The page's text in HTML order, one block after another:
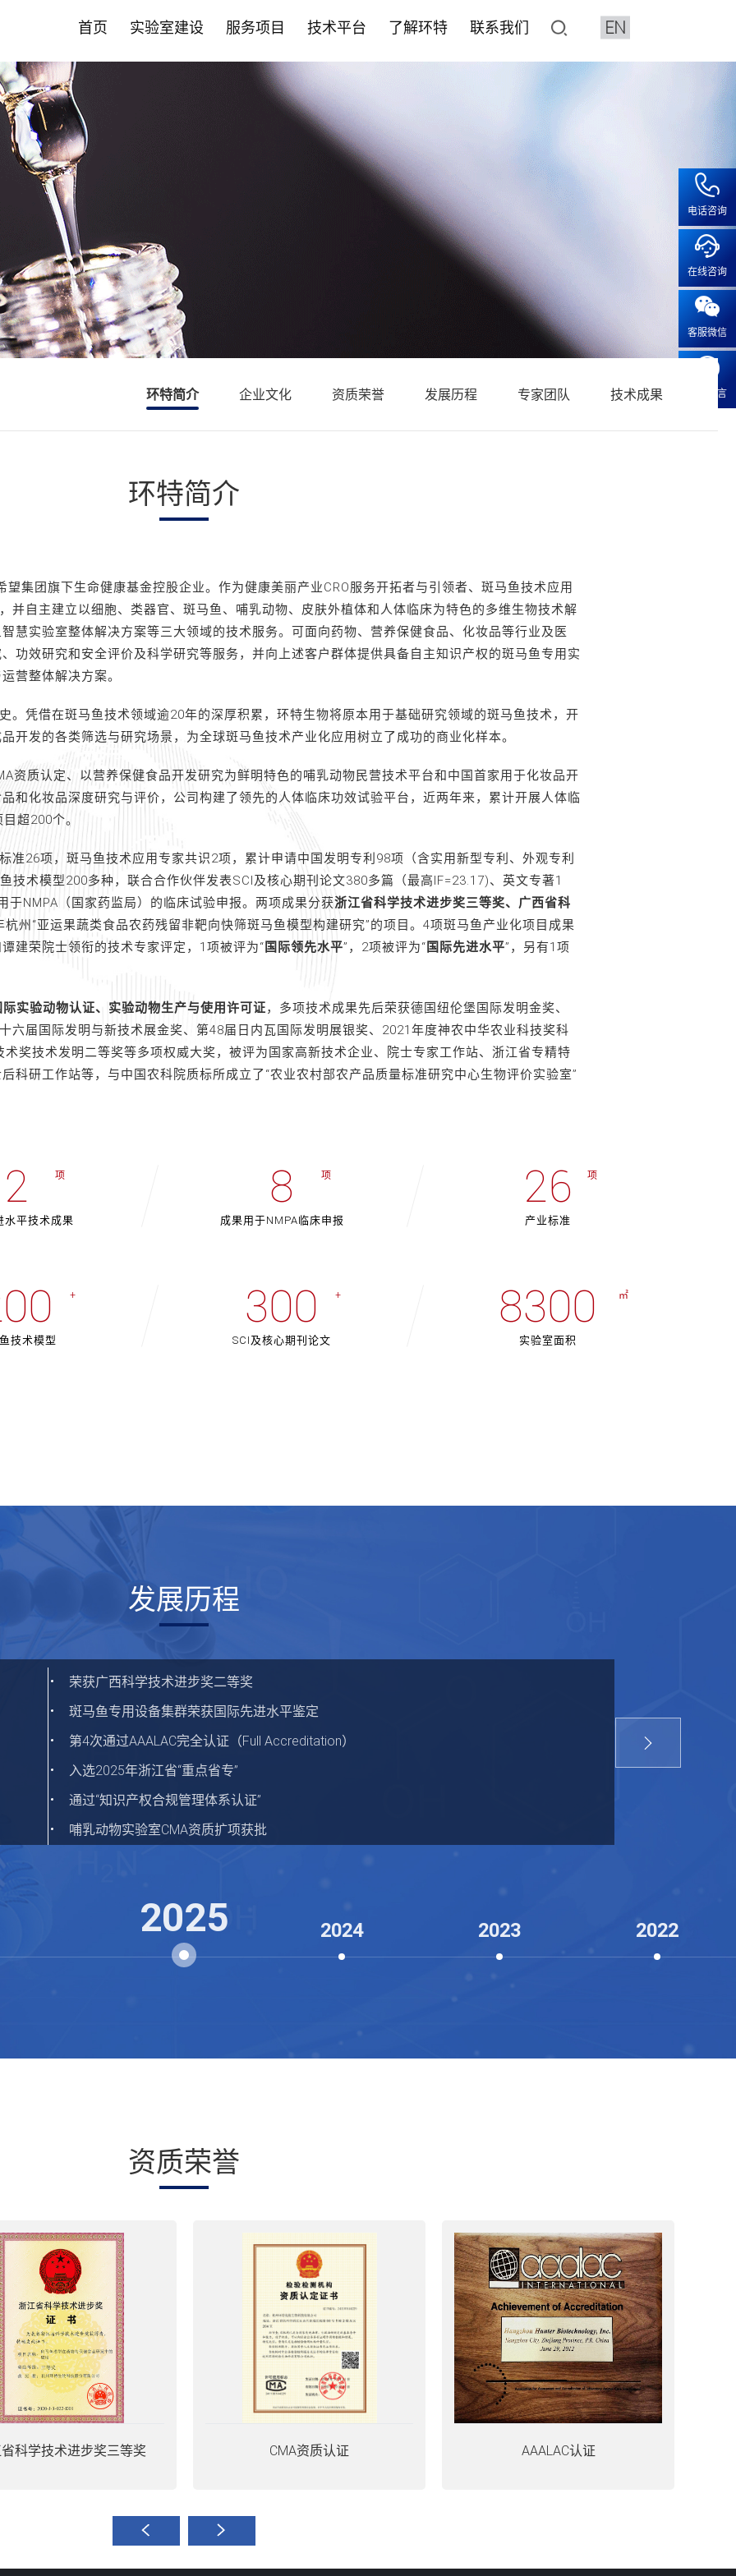
首页
实验室建设
智能化斑马鱼养殖系统
• 实验室系统建设
• 智能自动喂食系统
• 养殖设备系统
• 斑马鱼培养箱
• 其它设备系统
斑马鱼成像与分析设备系统
• 成/幼鱼3D行为分析系统
• 高通量2D行为分析系统
• 全景成像系统
水质检测HJ1455标准解决
服务项目
营养保健食品CRO
• 功效评价
允许声称24项功效
其他新功效研究
• 安全性评价
• 人体试食 /真实世界研究
• 益生菌产品评价
• 保健食品"蓝帽"注册备案
• EBE认证 /循证功效
• 功效评价报告证书
药物
• 药效评价与筛选
肿瘤疾病
心脑血管系统疾病
化妆品CRO
普通化妆品备案功效评价
化妆品注册备案基础检测CMA
• 人体功效评价研究
• 斑马鱼功效评价及研究
• 体外/细胞实验功效评价及研
• 离体毛囊功效评价
• 皮肤外植体功效评价及研究
• 功效评价报告证书
• 化妆品CRO常见问题FAQ
智鱼优检认证
技术平台
斑马鱼技术平台
• 品系构建与定制服务
• 功效评价
• PDX技术
• 斑马鱼抗体
• 斑马鱼实验常见问题FAQ
哺乳动物平台
• 营养保健食品评价
• 药物功效评价
• 大小鼠模型实验服务
人体临床平台
基因编辑技术平台
• 斑马鱼基因编辑服务
• 斑马鱼基因敲除
• 斑马鱼基因敲入
• PDX科研服务
智鱼优检
了解环特
新闻中心
• 公司动态
• 循证美妆洞察
• 循证健康洞察
• 前瞻科研洞察
• 斑马鱼智能设备
• 常见问题FAQ
合作伙伴
• 营养保健食品
加入我们
联系我们
EN
环特简介 企业文化 资质荣誉 发展历程 专家团队 技术成果
环特简介
集团旗下生命健康基金控股企业。作为健康美丽产业CRO服务开拓者与引领者、斑马鱼技术应用
并自主建立以细胞、类器官、斑马鱼、哺乳动物、皮肤外植体和人体临床为特色的多维生物技术解
慧实验室整体解决方案等三大领域的技术服务。可面向药物、营养保健食品、化妆品等行业及医
功效研究和安全评价及科学研究等服务，并向上述客户群体提供具备自主知识产权的斑马鱼专用实
营整体解决方案。
。凭借在斑马鱼技术领域逾20年的深厚积累，环特生物将原本用于基础研究领域的斑马鱼技术，开
开发的各类筛选与研究场景，为全球斑马鱼技术产业化应用树立了成功的商业化样本。
资质认定、以营养保健食品开发研究为鲜明特色的哺乳动物民营技术平台和中国首家用于化妆品开
和化妆品深度研究与评价，公司构建了领先的人体临床功效试验平台，近两年来，累计开展人体临
超200个。
准26项，斑马鱼技术应用专家共识2项，累计申请中国发明专利98项（含实用新型专利、外观专利
技术模型200多种，联合合作伙伴发表SCI及核心期刊论文380多篇（最高IF=23.17)、英文专著1
NMPA（国家药监局）的临床试验申报。两项成果分获浙江省科学技术进步奖三等奖、广西省科
州“亚运果蔬类食品农药残留非靶向快筛斑马鱼模型构建研究”的项目。4项斑马鱼产业化项目成果
建荣院士领衔的技术专家评定，1项被评为“ 国际领先水平”，2项被评为“ 国际先进水平”，另有1项
实验动物认证、实验动物生产与使用许可证，多项技术成果先后荣获德国纽伦堡国际发明金奖、
六届国际发明与新技术展金奖、第48届日内瓦国际发明展银奖、2021年度神农中华农业科技奖科
奖技术发明二等奖等多项权威大奖，被评为国家高新技术企业、院士专家工作站、浙江省专精特
科研工作站等，与中国农科院质标所成立了“农业农村部农产品质量标准研究中心生物评价实验室”
2 项
水平技术成果
8 项
成果用于NMPA临床申报
26 项
产业标准
+
技术模型
300 +
SCI及核心期刊论文
8300 ㎡
实验室面积
发展历程
荣获广西科学技术进步奖二等奖
斑马鱼专用设备集群荣获国际先进水平鉴定
第4次通过AAALAC完全认证（Full Accreditation）
入选2025年浙江省“重点省专”
通过“知识产权合规管理体系认证”
哺乳动物实验室CMA资质扩项获批
哺乳动物平台获保健食品CMA检测资质
领先业界首提“循证功效”产品创新研究体系
年度药食同源大健康产业技术创新奖
肿瘤标志物创新技术奖
新增4项发明专利，3项团体标准
入选2025“尖兵领雁+X”科技计划
年度最受关注科研服务企业
中国创新创业大赛最具投资潜力奖
荣获“最具投资价值类器官企业TOP10”
荣获“中国最具成长性CRO企业TOP10”
获浙江省专精特新中小企业
成立精准医疗事业部，利用类器官和斑马鱼PDX技术开展面向医院和药企的技术服务
……
并购歆佳医药，开展斑马鱼基因编辑业务
北京、上海、广州、南京、波士顿等5座实验室相继投入运营
2022浙江民营经济科技创新新引擎人物
中国乳业科技技术发明二等奖
获批“实验动物生产、使用许可证”
广东省化妆品学会科学技术进步奖一等奖
获第48届日内瓦发明展大奖
获批建立“浙江省博士后工作站”
牵头发布国内第1项化妆品的斑马鱼检测方法团体标准
获浙江省科学技术进步奖三等奖
承担“亚运果蔬类食品农药残留非靶向快筛斑马鱼模型构建研究”项目
主办斑马鱼技术应用专家研讨会，“人民英雄”张伯礼院士现场发表重要讲话并发布了国
获国家CMA资质认定
技术成果被孙宝国、吴清平院士领衔的专家组评定为“国际先进水平”
牵头首发国内两项保健食品领衔斑马鱼检测方法的团体标准
获“IBIX2020英国国际发明展金奖及杰出创新奖”
获“俄罗斯“新时代”第十六届国际发明与新技术展金奖”
获“全国发明展“发明创业奖·项目奖”金奖”
获国家CNAS实验室认可
与中国农科院质标所联合成立“农业农村部农产品质量标准研究中心生物评价实验室”
获第71届德国纽伦堡国际发明展金奖
成立化妆品事业部，面向化妆品原料企业和品牌商提供一站式功效与安全评价服务
斑马鱼平台筛选的1.1类抗肿瘤创新药成功实现转让
获批建立“浙江省级高新技术企业研究开发中心”
获批成立“院士专家工作站”
承担国家“重大新药创制”专项十三五课题
承担浙江海洋经济发展重大建设项目
获浙江省药学会科学技术奖
开启国内斑马鱼在营养保健食品领域的研究评价服务
技术成果被张伯礼院士领衔的现场专家组评定为“国内领先水平”
成功挂牌新三板
2个1.1新药获得中国临床试验批件
承担浙江省重大专项（抗肿瘤药物研发平台建设）
以环特斑马鱼实验数据作为CFDA试验申报的项目已达5项
获“国家高新技术企业”认定
入选国家火炬计划产业化示范项目
通过AAALAC国际实验动物认证
获斑马鱼实验动物使用许可证
承担中国“重大新药创制”十一五专项
浙江省人用物品安全性评价技术研究重点实验室“安全性早起评价基地”
李春启博士回国创立环特生物，为国内斑马鱼技术应用拉开大幕
开启国内斑马鱼在药物领域的研究评价服务
2025 2024 2023 2022
资质荣誉
科学技术进步奖三等奖 CMA资质认证 AAALAC认证
电话咨询
在线咨询
客服微信
在线留言